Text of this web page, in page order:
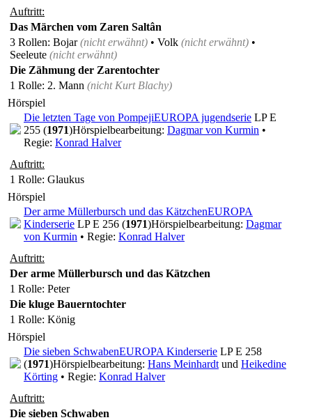
Auftritt:
Das Märchen vom Zaren Saltân
3 Rollen: Bojar(nicht erwähnt) • Volk (nicht erwähnt) •
Seeleute (nicht erwähnt)
Die Zähmung der Zarentochter
1 Rolle: 2. Mann (nicht Kurt Blachy)
Hörspiel
Die letzten Tage von PompejiEUROPA jugendserie LP E
255 (1971)Hörspielbearbeitung: Dagmar von Kurmin •
Regie: Konrad Halver
Auftritt:
1 Rolle: Glaukus
Hörspiel
Der arme Müllerbursch und das KätzchenEUROPA
Kinderserie LP E 256 (1971)Hörspielbearbeitung: Dagmar
von Kurmin • Regie: Konrad Halver
Auftritt:
Der arme Müllerbursch und das Kätzchen
1 Rolle: Peter
Die kluge Bauerntochter
1 Rolle: König
Hörspiel
Die sieben SchwabenEUROPA Kinderserie LP E 258
(1971)Hörspielbearbeitung: Hans Meinhardt und Heikedine
Körting • Regie: Konrad Halver
Auftritt:
Die sieben Schwaben